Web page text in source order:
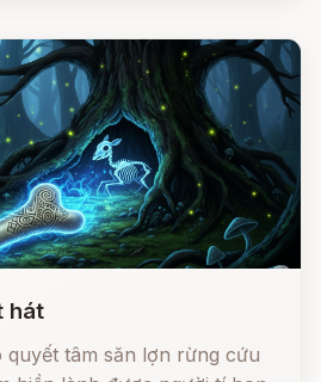
ruộng, tỉnh dậy lại không
đi hỏi khắp nơi và rồi...
vết.
hát
quyết tâm săn lợn rừng cứu